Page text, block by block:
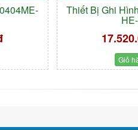
Thiết Bị Ghi
Giỏ